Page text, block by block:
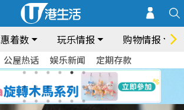
着数 玩乐情报 购物情报
公屋热话 娱乐新闻 定期存款